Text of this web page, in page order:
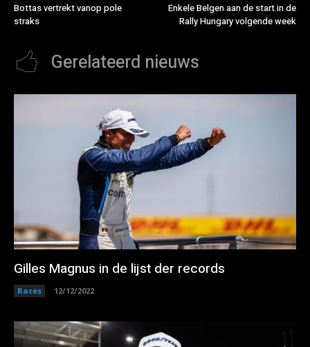
Bottas vertrekt vanop pole
straks
Enkele Belgen aan de start in de
Rally Hungary volgende week
Gerelateerd nieuws
Gilles Magnus in de lijst der records
Races 12/12/2022